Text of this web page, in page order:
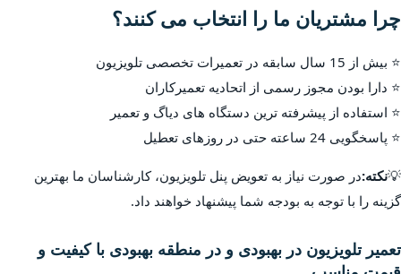
چرا مشتریان ما را انتخاب می کنند؟
⭐ بیش از 15 سال سابقه در تعمیرات تخصصی تلویزیون
⭐ دارا بودن مجوز رسمی از اتحادیه تعمیرکاران
⭐ استفاده از پیشرفته ترین دستگاه های دیاگ و تعمیر
⭐ پاسخگویی 24 ساعته حتی در روزهای تعطیل
💡نکته:در صورت نیاز به تعویض پنل تلویزیون، کارشناسان ما بهترین
گزینه را با توجه به بودجه شما پیشنهاد خواهند داد.
تعمیر تلویزیون در بهبودی و در منطقه بهبودی با کیفیت و